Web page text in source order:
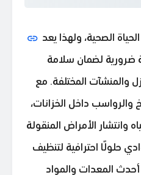
الصحية، ولهذا يعد
ضرورية لضمان سلامة
والمنشآت المختلفة. مع
والرواسب داخل الخزانات،
وانتشار الأمراض المنقولة
حلولًا احترافية لتنظيف
المعدات والمواد